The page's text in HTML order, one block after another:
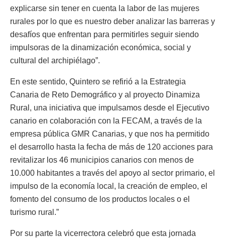
explicarse sin tener en cuenta la labor de las mujeres
rurales por lo que es nuestro deber analizar las barreras y
desafíos que enfrentan para permitirles seguir siendo
impulsoras de la dinamización económica, social y
cultural del archipiélago”.
En este sentido, Quintero se refirió a la Estrategia
Canaria de Reto Demográfico y al proyecto Dinamiza
Rural, una iniciativa que impulsamos desde el Ejecutivo
canario en colaboración con la FECAM, a través de la
empresa pública GMR Canarias, y que nos ha permitido
el desarrollo hasta la fecha de más de 120 acciones para
revitalizar los 46 municipios canarios con menos de
10.000 habitantes a través del apoyo al sector primario, el
impulso de la economía local, la creación de empleo, el
fomento del consumo de los productos locales o el
turismo rural.”
Por su parte la vicerrectora celebró que esta jornada